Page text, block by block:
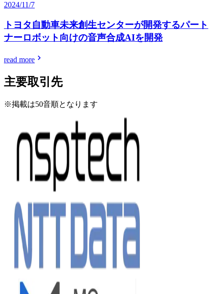
2024/11/7
トヨタ自動車未来創生センターが開発するパート
ナーロボット向けの音声合成AIを開発
read more
主要取引先
※掲載は50音順となります